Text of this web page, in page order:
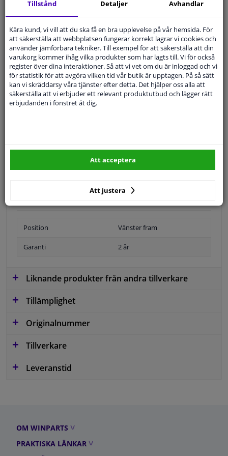
ExpertKundservice
Kundservice:Inte Tillgänglig Via Telefon
Ställ din fråga hos våra produktspecialister.
Frågor Och Svar
Position Vänster fram
Garanti 2 år
Liknande produkter från andra tillverkare
Tillämplighet
Originalnummer
Tillverkare
Leveranstid
OM WINPARTS
PRAKTISKA LÄNKAR
Tillstånd Detaljer Avhandlar
Kära kund, vi vill att du ska få en bra upplevelse på vår hemsida. För
att säkerställa att webbplatsen fungerar korrekt lagrar vi cookies och
använder jämförbara tekniker. Till exempel för att säkerställa att din
varukorg kommer ihåg vilka produkter som har lagts till. Vi för också
register över dina interaktioner. Så att vi vet om du är inloggad och vi
för statistik för att avgöra vilken tid vår butik är upptagen. På så sätt
kan vi skräddarsy våra tjänster efter detta. Det hjälper oss alla att
säkerställa att vi erbjuder ett relevant produktutbud och lägger rätt
erbjudanden i fönstret åt dig.
Att justera
Att acceptera